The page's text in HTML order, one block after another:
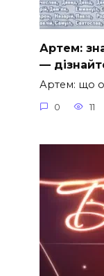
Артем:
—
Артем: що
0 11